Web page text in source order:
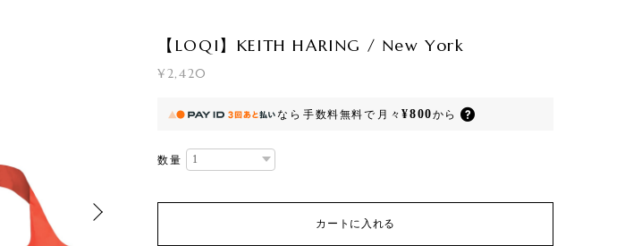
【LOQI】KEITH HARING / New York
¥2,420
なら 手数料無料で 月々¥800から
数量
カートに入れる